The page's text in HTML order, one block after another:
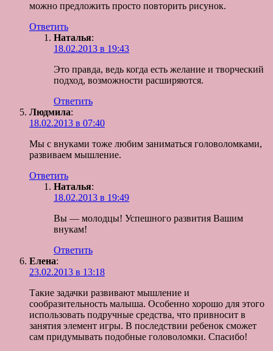
можно предложить просто повторить рисунок.
Ответить
Наталья:
18.02.2013 в 19:43
Это правда, ведь когда есть желание и творческий
подход, возможности расширяются.
Ответить
Людмила:
18.02.2013 в 07:40
Мы с внуками тоже любим заниматься головоломками,
развиваем мышление.
Ответить
Наталья:
18.02.2013 в 19:49
Вы — молодцы! Успешного развития Вашим
внукам!
Ответить
Елена:
23.02.2013 в 13:18
Такие задачки развивают мышление и
сообразительность малыша. Особенно хорошо для этого
использовать подручные средства, что привносит в
занятия элемент игры. В последствии ребенок сможет
сам придумывать подобные головоломки. Спасибо!